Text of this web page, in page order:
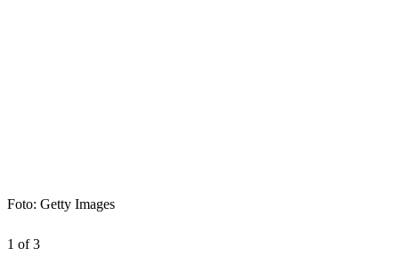
Foto: Getty Images
1 of 3